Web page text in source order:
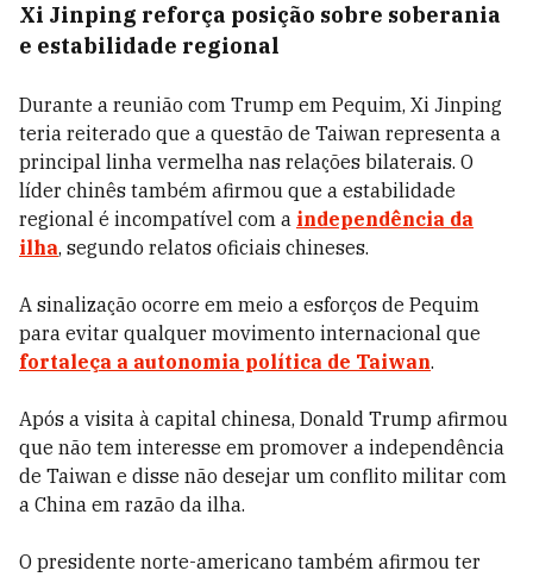
Xi Jinping reforça posição sobre soberania
e estabilidade regional
Durante a reunião com Trump em Pequim, Xi Jinping
teria reiterado que a questão de Taiwan representa a
principal linha vermelha nas relações bilaterais. O
líder chinês também afirmou que a estabilidade
regional é incompatível com a independência da
ilha, segundo relatos oficiais chineses.
A sinalização ocorre em meio a esforços de Pequim
para evitar qualquer movimento internacional que
fortaleça a autonomia política de Taiwan.
Após a visita à capital chinesa, Donald Trump afirmou
que não tem interesse em promover a independência
de Taiwan e disse não desejar um conflito militar com
a China em razão da ilha.
O presidente norte-americano também afirmou ter